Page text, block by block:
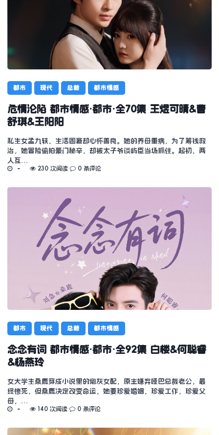
都市 现代 总裁 都市情感
危情沦陷 都市情感·都市·全70集 王煜可晴&曹
舒琪&王阳阳
私生女孟九轶，生活困窘却心怀善良。她的养母重病，为了筹钱救
治，她冒险偷拍豪门秘辛，却被太子爷谈屿臣当场抓住。起初，两
人互…
230 次阅读 0 条评论
都市 现代 总裁 都市情感
念念有词 都市情感·都市·全92集 白楼&何聪睿
&杨燕玲
女大学生桑鹿穿成小说里的炮灰女配，原主嫌弃哑巴总裁老公，最
终惨死，但桑鹿决定改变命运，她要珍爱婚姻，珍爱工作，珍爱父
母，…
140 次阅读 0 条评论